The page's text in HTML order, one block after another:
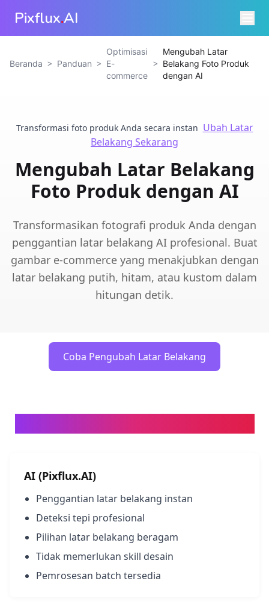
Pixflux.AI
Beranda > Panduan >
Optimisasi
E-
commerce
>
Mengubah Latar
Belakang Foto Produk
dengan AI
Transformasi foto produk Anda secara instan Ubah Latar
Belakang Sekarang
Mengubah Latar Belakang
Foto Produk dengan AI
Transformasikan fotografi produk Anda dengan
penggantian latar belakang AI profesional. Buat
gambar e-commerce yang menakjubkan dengan
latar belakang putih, hitam, atau kustom dalam
hitungan detik.
Coba Pengubah Latar Belakang
AI (Pixflux.AI)
Penggantian latar belakang instan
Deteksi tepi profesional
Pilihan latar belakang beragam
Tidak memerlukan skill desain
Pemrosesan batch tersedia